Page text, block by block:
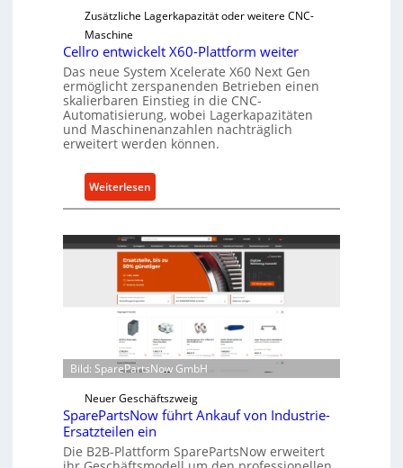
r
a
s
t
s
c
u
t
z
ü
r
i
r
e
k
t
e
A
Zusätzliche Lagerkapazität oder weitere CNC-
Maschine
Cellro entwickelt X60-Plattform weiter
Das neue System Xcelerate X60 Next Gen
ermöglicht zerspanenden Betrieben einen
skalierbaren Einstieg in die CNC-
Automatisierung, wobei Lagerkapazitäten
und Maschinenanzahlen nachträglich
erweitert werden können.
Weiterlesen:
C
l
l
n
t
w
i
c
k
e
Bild: SparePartsNow GmbH
Neuer Geschäftszweig
SparePartsNow führt Ankauf von Industrie-
Ersatzteilen ein
Die B2B-Plattform SparePartsNow erweitert